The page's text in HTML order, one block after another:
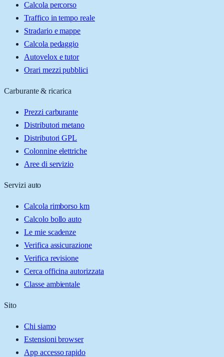
Calcola percorso
Traffico in tempo reale
Stradario e mappe
Calcola pedaggio
Autovelox e tutor
Orari mezzi pubblici
Carburante & ricarica
Prezzi carburante
Distributori metano
Distributori GPL
Colonnine elettriche
Aree di servizio
Servizi auto
Calcola rimborso km
Calcolo bollo auto
Le mie scadenze
Verifica assicurazione
Verifica revisione
Cerca officina autorizzata
Classe ambientale
Sito
Chi siamo
Estensioni browser
App accesso rapido